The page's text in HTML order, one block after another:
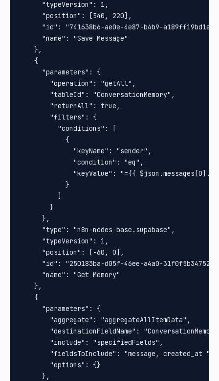
      "typeVersion": 1,
      "position": [540, 220],
      "id": "741638b6-ae0e-4e87-b4b9-a189ff19bd1e",
      "name": "Save Message"
    },
    {
      "parameters": {
        "operation": "getAll",
        "tableId": "ConversationMemory",
        "returnAll": true,
        "filters": {
          "conditions": [
            {
              "keyName": "sender",
              "condition": "eq",
"keyValue": "={{
            }
          ]
        }
      },
      "type": "n8n-nodes-base.supabase",
      "typeVersion": 1,
      "position": [-60, 0],
      "id": "250183ba-d05f-46ee-a4a0-31f0f5b34752",
      "name": "Get Memory"
    },
    {
      "parameters": {
        "aggregate": "aggregateAllItemData",
"destinationFieldName":
        "include": "specifiedFields",
        "fieldsToInclude": "message, created_at ",
        "options": {}
      },